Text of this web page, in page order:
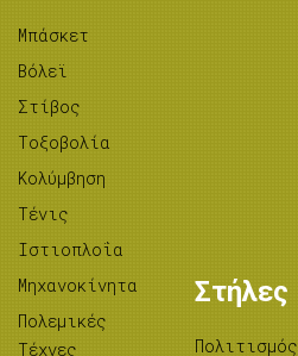
Μπάσκετ
Βόλεϊ
Στίβος
Tοξοβολία
Κολύμβηση
Τένις
Ιστιοπλοΐα
Μηχανοκίνητα
Πολεμικές
Τέχνες
Στήλες
Πολιτισμός